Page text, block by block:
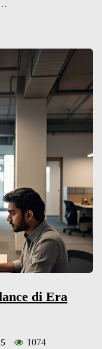
di Era
1074